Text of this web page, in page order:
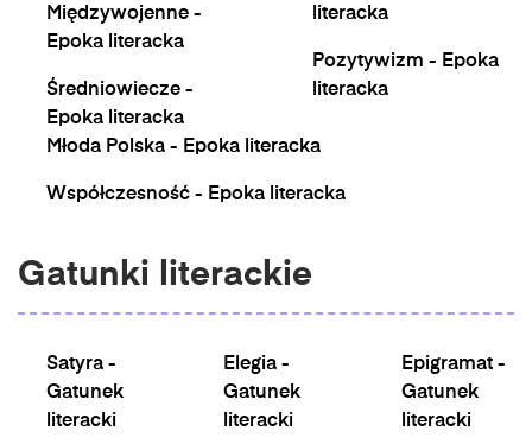
Międzywojenne -
Epoka literacka
Średniowiecze -
Epoka literacka
literacka
Pozytywizm - Epoka
literacka
Młoda Polska - Epoka literacka
Współczesność - Epoka literacka
Gatunki literackie
Satyra -
Gatunek
literacki
Elegia -
Gatunek
literacki
Epigramat -
Gatunek
literacki